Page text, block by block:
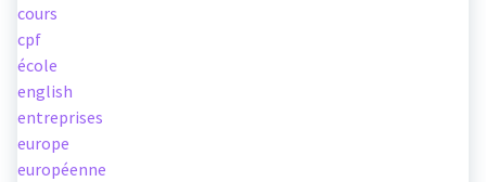
cours
cpf
école
english
entreprises
europe
européenne